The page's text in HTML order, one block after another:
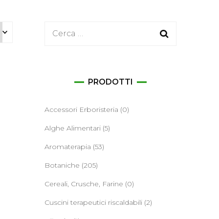
Ricerca
PRODOTTI
Accessori Erboristeria (0)
Alghe Alimentari (5)
Aromaterapia (53)
Botaniche (205)
Cereali, Crusche, Farine (0)
Cuscini terapeutici riscaldabili (2)